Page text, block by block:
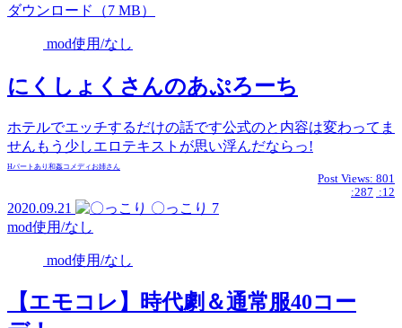
ダウンロード（7 MB）
mod使用/なし
にくしょくさんのあぷろーち
ホテルでエッチするだけの話です公式のと内容は変わってま
せんもう少しエロテキストが思い浮んだならっ!
Hパートあり 和姦コメディ お姉さん
Post Views: 801
:287 :12
2020.09.21 〇っこり 7
mod使用/なし
mod使用/なし
【エモコレ】時代劇＆通常服40コー